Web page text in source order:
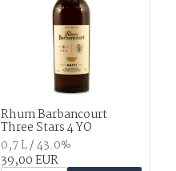
Rhum Barbancourt
Three Stars 4 YO
0,7 L / 43.0%
39,00 EUR